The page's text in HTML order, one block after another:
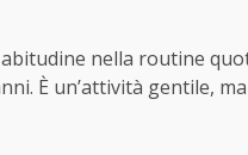
nella routine
È un’attività gentile,